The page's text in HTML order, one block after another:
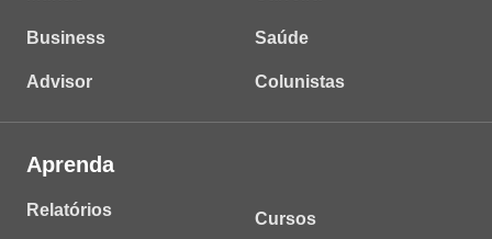
Business
Advisor
Saúde
Colunistas
Aprenda
Relatórios Cursos